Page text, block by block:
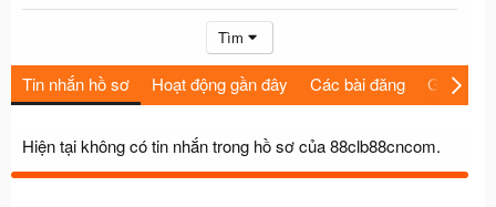
Tìm
Tin nhắn hồ sơ Hoạt động gần đây Các bài đăng Giới thiệu
Hiện tại không có tin nhắn trong hồ sơ của 88clb88cncom.